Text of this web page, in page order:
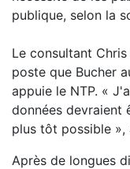
publique, selon la
Le consultant
poste que Bucher
appuie le NTP. «
données devraient
plus tôt possible
Après de longues